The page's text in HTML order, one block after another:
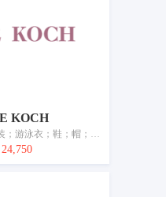
KOCH
成品衣；童装；服装；游泳衣；鞋；帽；袜；手套（服装）；围巾；皮带（服饰用）
24,750